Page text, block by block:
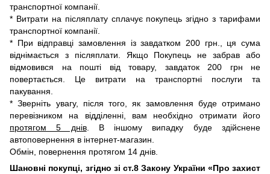
транспортної компанії.
* Витрати на післяплату сплачує покупець згідно з тарифами
транспортної компанії.
* При відправці замовлення із завдатком 200 грн., ця сума
віднімається з післяплати. Якщо Покупець не забрав або
відмовився на пошті від товару, завдаток 200 грн не
повертається. Це витрати на транспортні послуги та
пакування.
* Зверніть увагу, після того, як замовлення буде отримано
перевізником на відділенні, вам необхідно отримати його
протягом 5 днів. В іншому випадку буде здійснене
автоповернення в інтернет-магазин.
Обмін, повернення протягом 14 днів.
Шановні покупці, згідно зі ст.8 Закону України «Про захист